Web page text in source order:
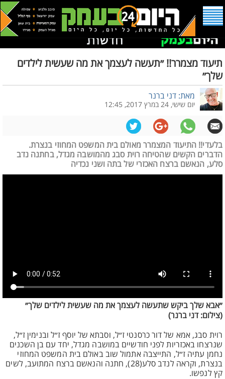
תיעוד מצמרר!! ״תעשה לעצמך את מה שעשית לילדים
שלך״
מאת: דני ברנר
יום שישי, 24 במרץ 2017, 12:45
בלעדי!! התיעוד המצמרר מאולם בית המשפט המחוזי בנצרת.
הדברים הקשים שהטיחה רוית סבג מהמושבה מגדל, בחתנה נדב
סלע, הנאשם ברצח האכזרי של בתה ושני נכדיה
״אבא שלך ביקש שתעשה לעצמך את מה שעשית לילדים שלך״
(צילום: דני ברנר)
רוית סבג, אמא של דור כרסנטי ז״ל, וסבתא של יוסף ז״ל ובנימין ז״ל,
שנרצחו באכזריות לפני חודשיים במושבה מגדל, יחד עם בן השכנים
נחמן עתיה ז״ל, התייצבה אתמול שוב באולם בית המשפט המחוזי
בנצרת, וקראה לנדב סלע(28), חתנה והנאשם ברצח המתועב, לשים
קץ לנפשו.